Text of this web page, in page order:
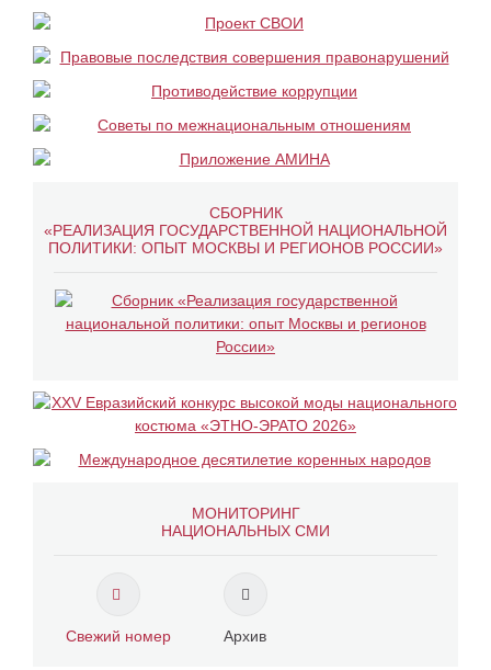
СБОРНИК
«РЕАЛИЗАЦИЯ ГОСУДАРСТВЕННОЙ НАЦИОНАЛЬНОЙ
ПОЛИТИКИ: ОПЫТ МОСКВЫ И РЕГИОНОВ РОССИИ»
МОНИТОРИНГ
НАЦИОНАЛЬНЫХ СМИ
Свежий номер Архив